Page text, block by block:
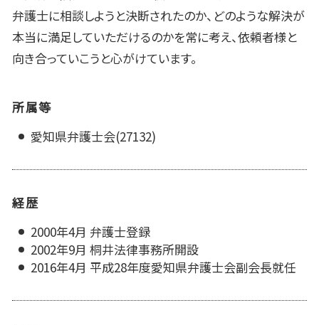
弁護士に相談しようと決断されたのか、どのような解決が
本当に満足していただけるのかを常に考え、依頼者様と
向き合っていこうと心がけています。
所属等
愛知県弁護士会(27132)
経歴
2000年4月 弁護士登録
2002年9月 桐井法律事務所開設
2016年4月 平成28年度愛知県弁護士会副会長就任